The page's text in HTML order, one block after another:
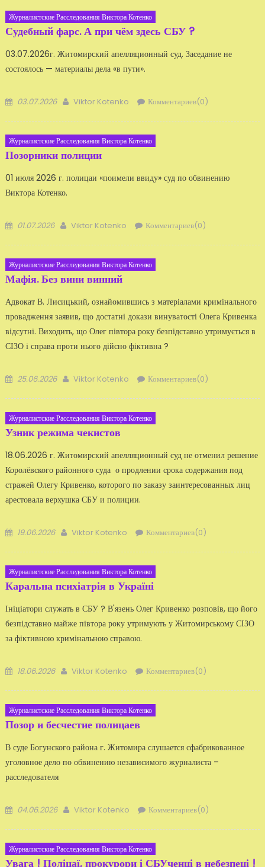
Журналистские Расследования Виктора Котенко
Судебный фарс. А при чём здесь СБУ ?
03.07.2026г. Житомирский апелляционный суд. Заседание не
состоялось — материалы дела «в пути».
Добавлено
03.07.2026 Автор
Viktor Kotenko Комментариев(0)
Журналистские Расследования Виктора Котенко
Позорники полиции
01 июля 2026 г. полицаи «поимели ввиду» суд по обвинению
Виктора Котенко.
Добавлено
01.07.2026 Автор
Viktor Kotenko Комментариев(0)
Журналистские Расследования Виктора Котенко
Мафія. Без вини винний
Адвокат В. Лисицький, ознайомившись з матеріалами кримінального
провадження заявив, що достатні докази винуватості Олега Кривенка
відсутні. Виходить, що Олег півтора року безпідставно утримується в
СІЗО і справа проти нього дійсно фіктивна ?
Добавлено
25.06.2026 Автор
Viktor Kotenko Комментариев(0)
Журналистские Расследования Виктора Котенко
Узник режима чекистов
18.06.2026 г. Житомирский апелляционный суд не отменил решение
Королёвского районного суда о продлении срока содержания под
стражей Олегу Кривенко, которого по заказу заинтересованных лиц
арестовала верхушка СБУ и полиции.
Добавлено
19.06.2026 Автор
Viktor Kotenko Комментариев(0)
Журналистские Расследования Виктора Котенко
Каральна психіатрія в Україні
Ініціатори служать в СБУ ? В'язень Олег Кривенко розповів, що його
безпідставно майже півтора року утримують у Житомирському СІЗО
за фіктивною кримінальною справою.
Добавлено
18.06.2026 Автор
Viktor Kotenko Комментариев(0)
Журналистские Расследования Виктора Котенко
Позор и бесчестие полицаев
В суде Богунского района г. Житомира слушается сфабрикованное
уголовное дело по обвинению независимого журналиста –
расследователя
Добавлено
04.06.2026 Автор
Viktor Kotenko Комментариев(0)
Журналистские Расследования Виктора Котенко
Увага ! Поліцаї, прокурори і СБУченці в небезпеці !